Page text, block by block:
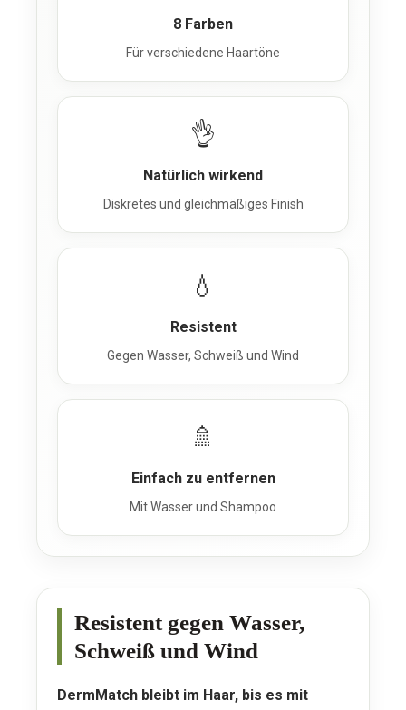
8 Farben
Für verschiedene Haartöne
👌
Natürlich wirkend
Diskretes und gleichmäßiges Finish
💧
Resistent
Gegen Wasser, Schweiß und Wind
🚿
Einfach zu entfernen
Mit Wasser und Shampoo
Resistent gegen Wasser,
Schweiß und Wind
DermMatch bleibt im Haar, bis es mit